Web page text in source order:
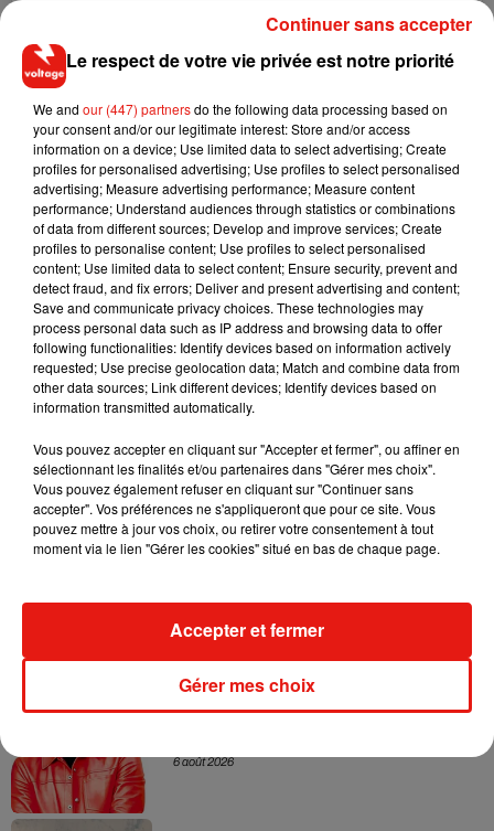
�SÈxÈ❤️
Une publication partagée parDEMDEM(@demdem) le 13 Juin 2017 à 6 :55 PDT
Musique
6 août 2026
Le respect de votre vie privée est notre priorité
We and our (447) partnersdo the following data processing based on
your consent and/or our legitimate interest: Store and/or access
information on a device; Use limited data to select advertising; Create
profiles for personalised advertising; Use profiles to select personalised
advertising; Measure advertising performance; Measure content
performance; Understand audiences through statistics or combinations
of data from different sources; Develop and improve services; Create
profiles to personalise content; Use profiles to select personalised
content; Use limited data to select content; Ensure security, prevent and
detect fraud, and fix errors; Deliver and present advertising and content;
Save and communicate privacy choices. These technologies may
process personal data such as IP address and browsing data to offer
following functionalities: Identify devices based on information actively
requested; Use precise geolocation data; Match and combine data from
other data sources; Link different devices; Identify devices based on
information transmitted automatically.
Vous pouvez accepter en cliquant sur "Accepter et fermer", ou affiner en
sélectionnant les finalités et/ou partenaires dans "Gérer mes choix".
Vous pouvez également refuser en cliquant sur "Continuer sans
accepter". Vos préférences ne s'appliqueront que pour ce site. Vous
pouvez mettre à jour vos choix, ou retirer votre consentement à tout
moment via le lien "Gérer les cookies" situé en bas de chaque page.
Gérer mes choix
Accepter et fermer
Continuer sans accepter